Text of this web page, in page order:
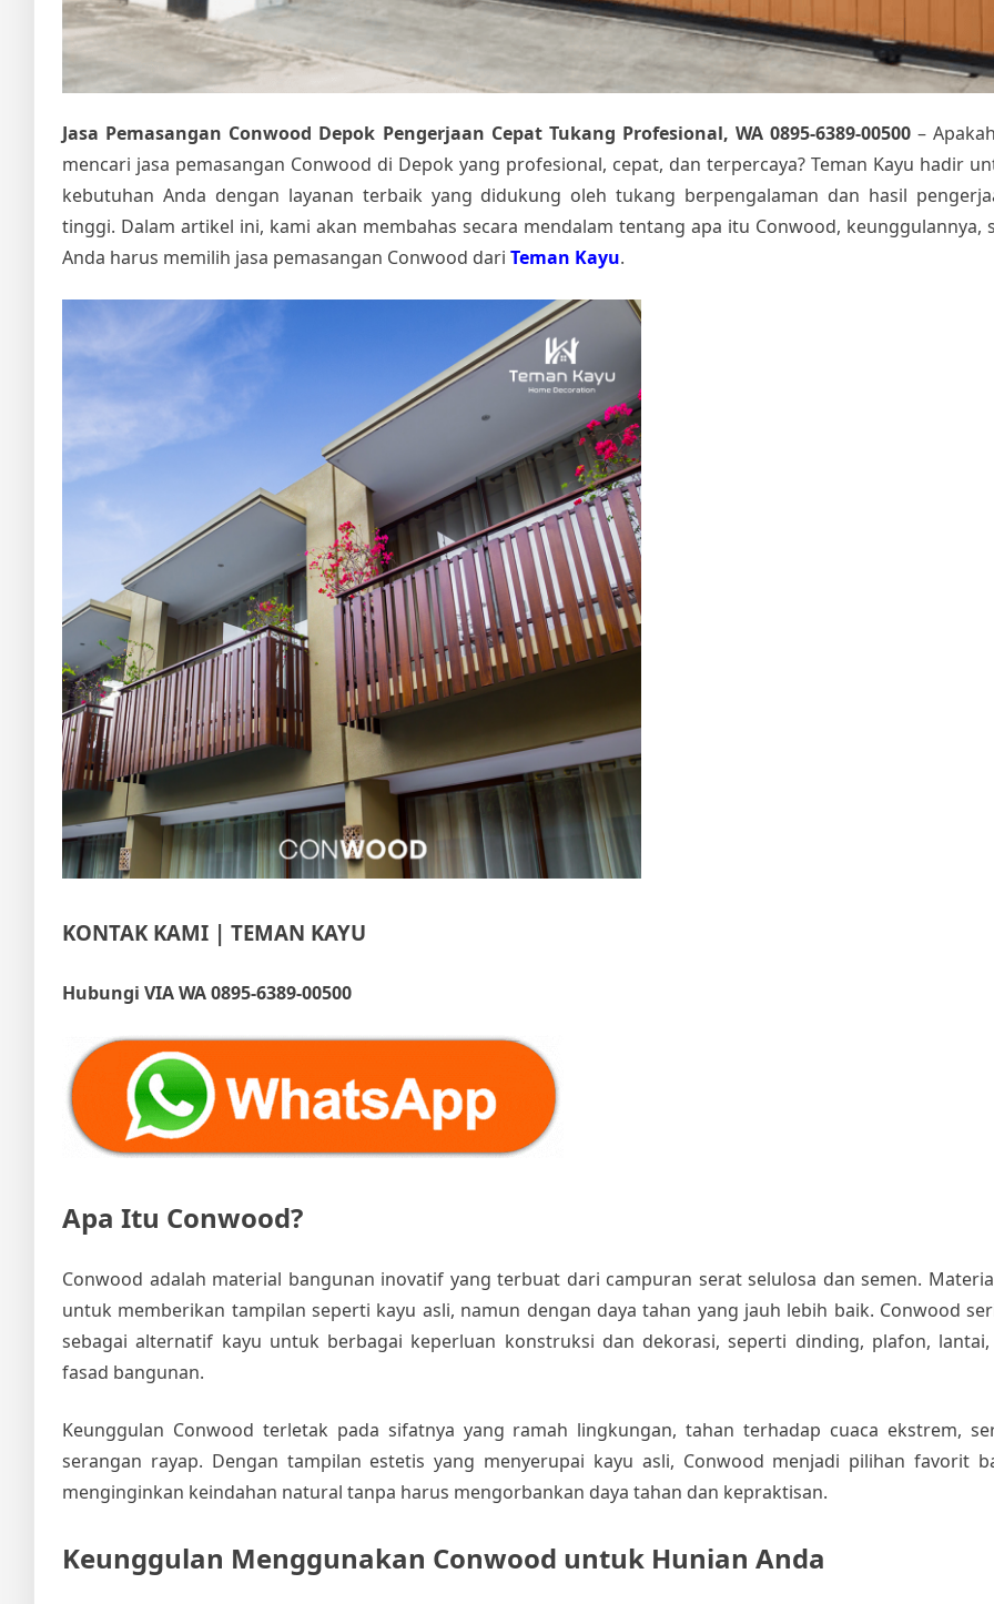
Jasa Pemasangan Conwood Depok Pengerjaan Cepat Tukang Profesional, WA 0895-6389-00500 –
mencari jasa pemasangan Conwood di Depok yang profesional, cepat, dan terpercaya? Teman Kayu hadir
kebutuhan Anda dengan layanan terbaik yang didukung oleh tukang berpengalaman dan hasil
tinggi. Dalam artikel ini, kami akan membahas secara mendalam tentang apa itu Conwood, keunggulannya,
Anda harus memilih jasa pemasangan Conwood dari Teman Kayu.
KONTAK KAMI | TEMAN KAYU
Hubungi VIA WA 0895-6389-00500
Apa Itu Conwood?
Conwood adalah material bangunan inovatif yang terbuat dari campuran serat selulosa dan semen.
untuk memberikan tampilan seperti kayu asli, namun dengan daya tahan yang jauh lebih baik. Conwood
sebagai alternatif kayu untuk berbagai keperluan konstruksi dan dekorasi, seperti dinding, plafon, lantai,
fasad bangunan.
Keunggulan Conwood terletak pada sifatnya yang ramah lingkungan, tahan terhadap cuaca ekstrem,
serangan rayap. Dengan tampilan estetis yang menyerupai kayu asli, Conwood menjadi pilihan favorit
menginginkan keindahan natural tanpa harus mengorbankan daya tahan dan kepraktisan.
Keunggulan Menggunakan Conwood untuk Hunian Anda